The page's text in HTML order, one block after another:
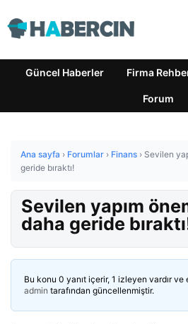
Güncel Haberler Firma
Forum
Ana sayfa › Forumlar › Finans › Sevilen
geride bıraktı!
Sevilen yapım
daha geride
Bu konu 0 yanıt içerir, 1 izleyen vardır ve
admin tarafından güncellenmiştir.